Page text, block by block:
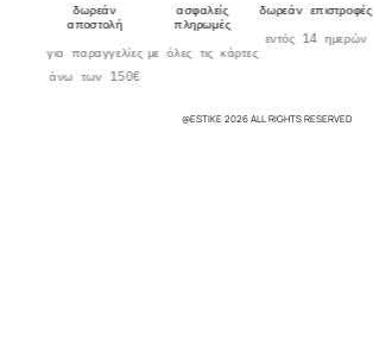
δωρεάν
αποστολή
για παραγγελίες
άνω των 150€
ασφαλείς
πληρωμές
με όλες τις κάρτες
δωρεάν επιστροφές
εντός 14 ημερών
@ESTIKE 2026 ALL RIGHTS RESERVED